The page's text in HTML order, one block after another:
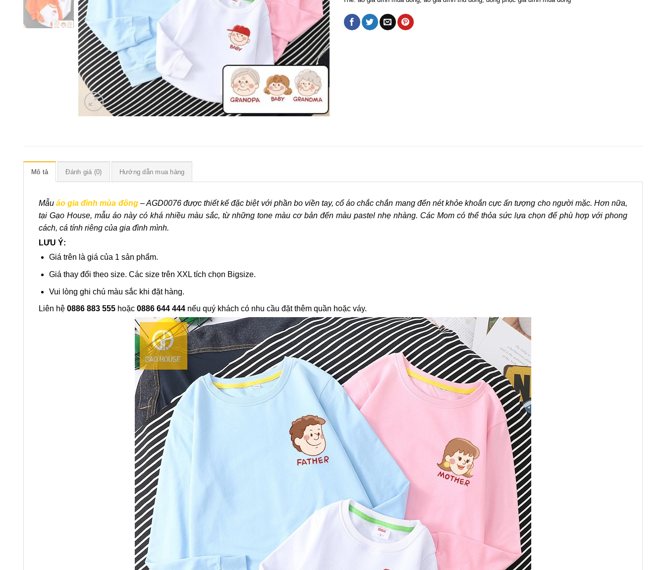
Mô tả Đánh giá (0) Hướng dẫn mua hàng
Mẫuáo gia đình mùa đông– AGD0076 được thiết kế đặc biệt với phần bo viền tay, cổ áo chắc chắn mang đến nét khỏe khoắn cực ấn tượng cho người mặc. Hơn nữa,
tại Gạo House, mẫu áo này có khá nhiều màu sắc, từ những tone màu cơ bản đến màu pastel nhẹ nhàng. Các Mom có thể thỏa sức lựa chọn để phù hợp với phong
cách, cá tính riêng của gia đình mình.
LƯU Ý:
Giá trên là giá của 1 sản phẩm.
Giá thay đổi theo size. Các size trên XXL tích chọn Bigsize.
Vui lòng ghi chú màu sắc khi đặt hàng.
Liên hệ 0886 883 555 hoặc 0886 644 444 nếu quý khách có nhu cầu đặt thêm quần hoặc váy.